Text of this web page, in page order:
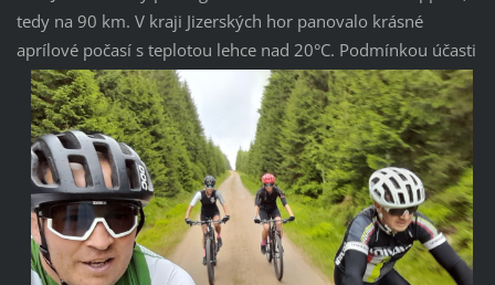
tedy na 90 km. V kraji Jizerských hor panovalo krásné
aprílové počasí s teplotou lehce nad 20°C. Podmínkou účasti